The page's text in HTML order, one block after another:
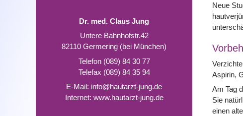
Dr. med. Claus Jung
Untere Bahnhofstr.42
82110 Germering (bei München)
Telefon (089) 84 30 77
Telefax (089) 84 35 94
E-Mail: info@hautarzt-jung.de
Internet: www.hautarzt-jung.de
Neue
Aspirin,
Am Tag
Sie
einen